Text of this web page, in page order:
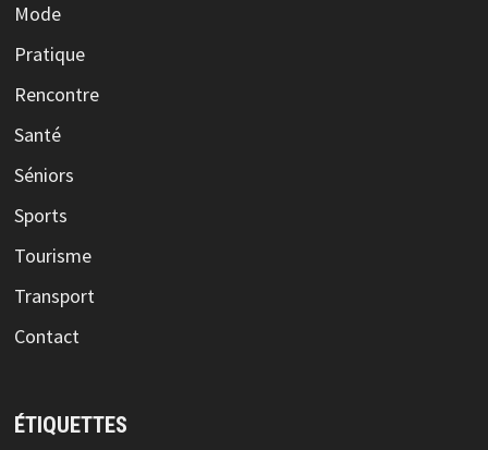
Mode
Pratique
Rencontre
Santé
Séniors
Sports
Tourisme
Transport
Contact
ÉTIQUETTES